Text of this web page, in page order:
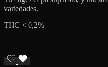
variedades.
THC < 0,2%